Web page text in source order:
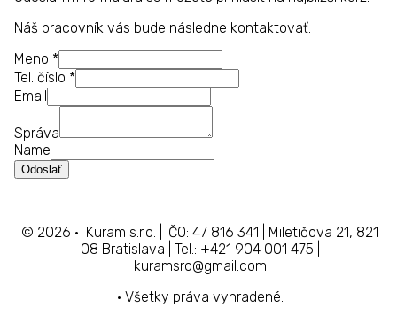
Náš pracovník vás bude následne kontaktovať.
Meno *
Tel. číslo *
Email
Správa
Name
Odoslať
© 2026 • Kuram s.r.o. | IČO: 47 816 341 | Miletičova 21, 821
08 Bratislava | Tel.: +421 904 001 475 |
kuramsro@gmail.com
• Všetky práva vyhradené.